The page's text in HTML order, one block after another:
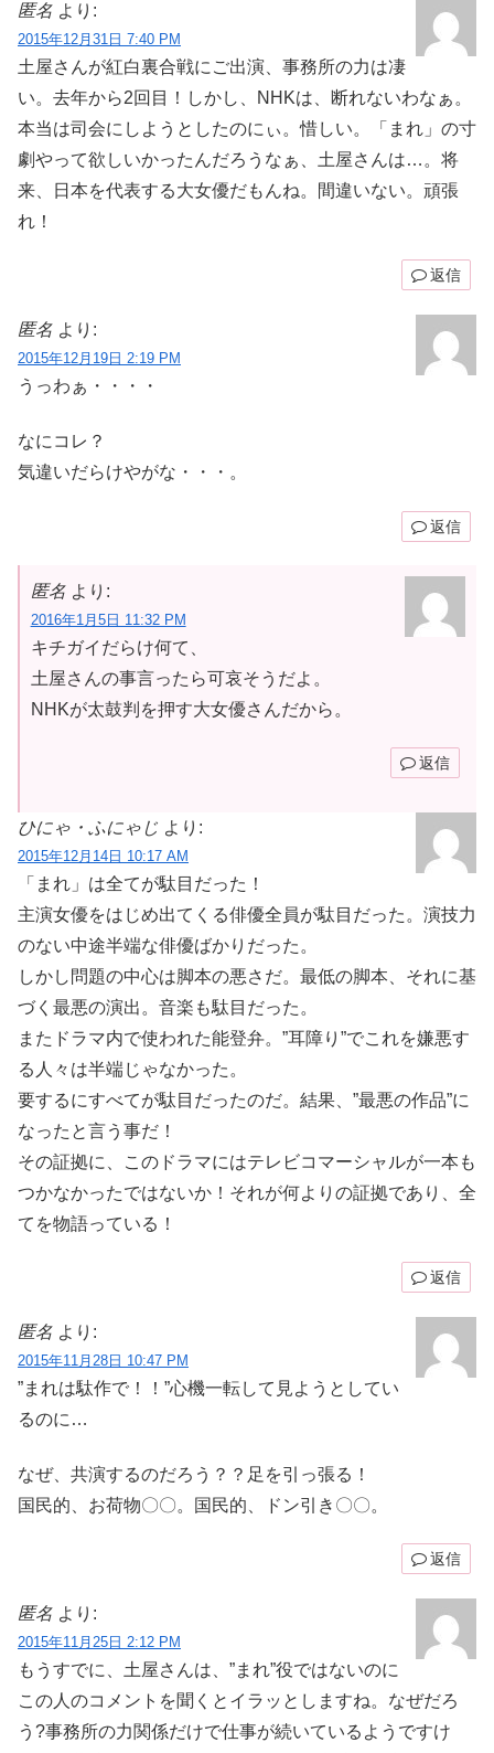
匿名 より:
2015年12月31日 7:40 PM
土屋さんが紅白裏合戦にご出演、事務所の力は凄
い。去年から2回目！しかし、NHKは、断れないわなぁ。
本当は司会にしようとしたのにぃ。惜しい。「まれ」の寸
劇やって欲しいかったんだろうなぁ、土屋さんは…。将
来、日本を代表する大女優だもんね。間違いない。頑張
れ！
返信
匿名 より:
2015年12月19日 2:19 PM
うっわぁ・・・・
なにコレ？
気違いだらけやがな・・・。
返信
匿名 より:
2016年1月5日 11:32 PM
キチガイだらけ何て、
土屋さんの事言ったら可哀そうだよ。
NHKが太鼓判を押す大女優さんだから。
返信
ひにゃ・ふにゃじ より:
2015年12月14日 10:17 AM
「まれ」は全てが駄目だった！
主演女優をはじめ出てくる俳優全員が駄目だった。演技力
のない中途半端な俳優ばかりだった。
しかし問題の中心は脚本の悪さだ。最低の脚本、それに基
づく最悪の演出。音楽も駄目だった。
またドラマ内で使われた能登弁。”耳障り”でこれを嫌悪す
る人々は半端じゃなかった。
要するにすべてが駄目だったのだ。結果、”最悪の作品”に
なったと言う事だ！
その証拠に、このドラマにはテレビコマーシャルが一本も
つかなかったではないか！それが何よりの証拠であり、全
てを物語っている！
返信
匿名 より:
2015年11月28日 10:47 PM
”まれは駄作で！！”心機一転して見ようとしてい
るのに…
なぜ、共演するのだろう？？足を引っ張る！
国民的、お荷物〇〇。国民的、ドン引き〇〇。
返信
匿名 より:
2015年11月25日 2:12 PM
もうすでに、土屋さんは、”まれ”役ではないのに
この人のコメントを聞くとイラッとしますね。なぜだろ
う?事務所の力関係だけで仕事が続いているようですけ